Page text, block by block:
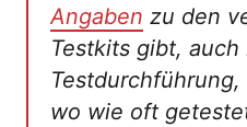
Angaben zu den
Testkits gibt,
wo wie oft